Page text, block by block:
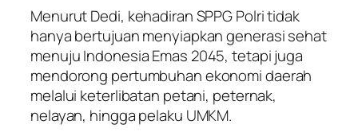
Menurut Dedi, kehadiran SPPG Polri tidak
hanya bertujuan menyiapkan generasi sehat
menuju Indonesia Emas 2045, tetapi juga
mendorong pertumbuhan ekonomi daerah
melalui keterlibatan petani, peternak,
nelayan, hingga pelaku UMKM.